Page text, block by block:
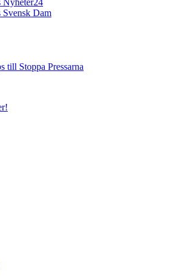
Nyheter24
Svensk Dam
till Stoppa Pressarna